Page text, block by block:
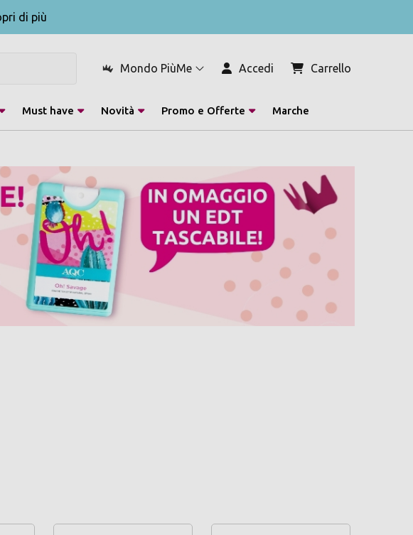
di più
Mondo PiùMe Accedi Carrello
Must have Novità Promo e Offerte Marche